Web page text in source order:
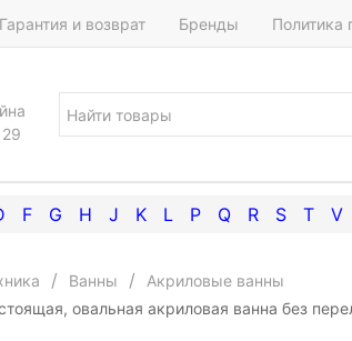
Гарантия и возврат Бренды Политика
F G H J K L P Q R S T V
Ванны
Акриловые ванны
овальная акриловая ванна без